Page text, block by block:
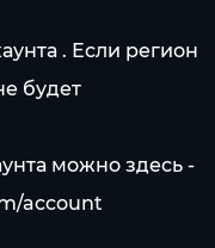
. Если регион
будет
можно здесь -
account